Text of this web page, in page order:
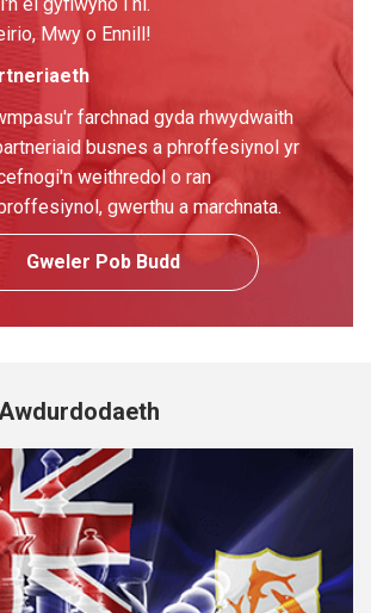
Mwy o Ennill!
farchnad gyda rhwydwaith
busnes a phroffesiynol yr
weithredol o ran
gwerthu a marchnata.
Gweler Pob Budd